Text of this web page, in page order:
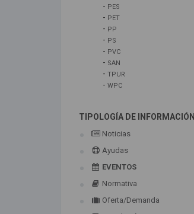
- PES
- PET
- PP
- PS
- PVC
- SAN
- TPUR
- WPC
TIPOLOGÍA DE INFORMACIÓN
Noticias
Ayudas
EVENTOS
Normativa
Oferta/Demanda